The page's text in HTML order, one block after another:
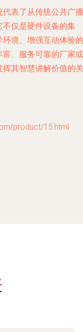
表了从传统公共广播
仅是硬件设备的集
境、增强互动体验的
、服务可靠的厂家或
其智慧讲解价值的关
product/15.html